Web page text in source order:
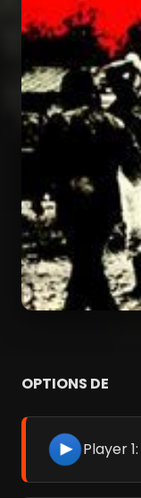
OPTIONS DE
Player 1: